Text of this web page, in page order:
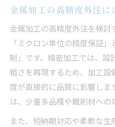
見積もり精度で選
個人でも依頼しや
金属加工の委託なら
奈良県の金属加工
高精度な金属加工
奈良県で金属加工
金属加工の高精度外注に
金属加工の高精度外注を検討
「ミクロン単位の精度保証
制」です。精密加工では、設
粗さを再現するため、加工
度が直接的に品質に影響しま
は、少量多品種や難削材への
また、短納期対応や柔軟な生